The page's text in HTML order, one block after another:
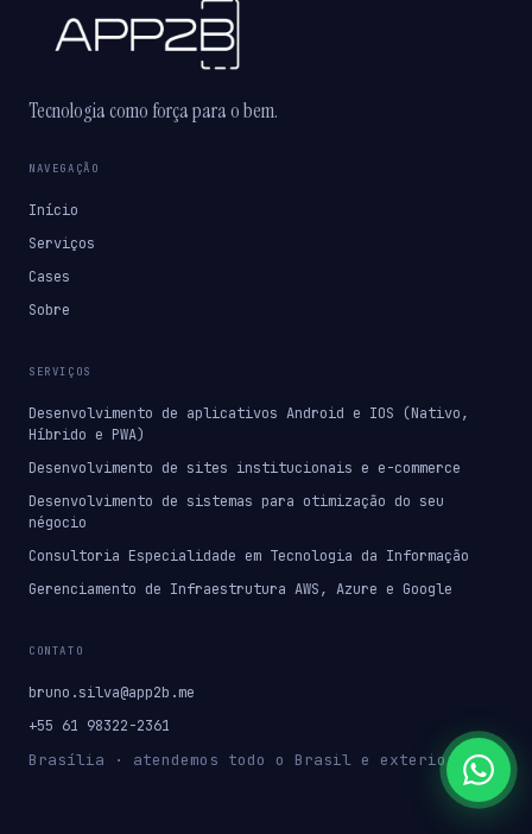
Tecnologia como força para o bem.
NAVEGAÇÃO
Início
Serviços
Cases
Sobre
SERVIÇOS
Desenvolvimento de aplicativos Android e IOS (Nativo,
Híbrido e PWA)
Desenvolvimento de sites institucionais e e-commerce
Desenvolvimento de sistemas para otimização do seu
négocio
Consultoria Especialidade em Tecnologia da Informação
Gerenciamento de Infraestrutura AWS, Azure e Google
CONTATO
bruno.silva@app2b.me
+55 61 98322-2361
Brasília · atendemos todo o Brasil e exterior